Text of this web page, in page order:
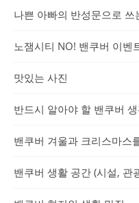
나쁜 아빠의 반성문으로 쓰
노잼시티 NO! 밴쿠버 이벤
맛있는 사진
반드시 알아야 할 밴쿠버
밴쿠버 겨울과 크리스마스
밴쿠버 생활 공간 (시설, 관